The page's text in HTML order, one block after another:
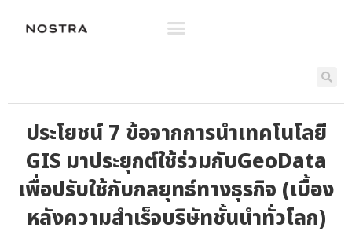
ประโยชน์ 7 ข้อจากการนำเทคโนโลยี
GIS มาประยุกต์ใช้ร่วมกับGeoData
เพื่อปรับใช้กับกลยุทธ์ทางธุรกิจ (เบื้อง
หลังความสำเร็จบริษัทชั้นนำทั่วโลก)